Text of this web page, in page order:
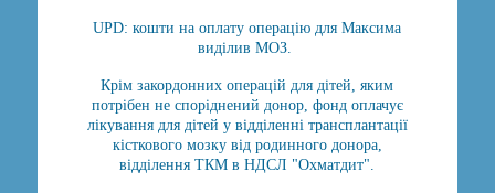
UPD: кошти на оплату операцію для Максима
виділив МОЗ.
Крім закордонних операцій для дітей, яким
потрібен не споріднений донор, фонд оплачує
лікування для дітей у відділенні трансплантації
кісткового мозку від родинного донора,
відділення ТКМ в НДСЛ "Охматдит".